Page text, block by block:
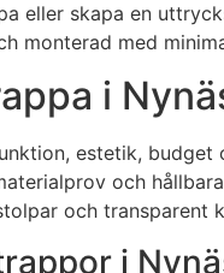
eller skapa en
monterad med
i
estetik,
och
och
i